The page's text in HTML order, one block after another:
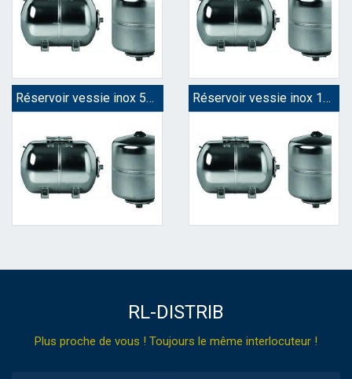
Réservoir vessie inox 50 litres Réservoir vessie inox 100 litres
RL-DISTRIB
Plus proche de vous ! Toujours le même interlocuteur !